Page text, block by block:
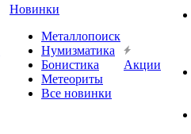
Новинки
Металлопоиск
Нумизматика
Бонистика
Метеориты
Все новинки
Акции